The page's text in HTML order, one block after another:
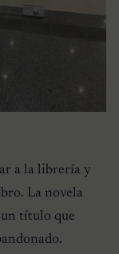
a la librería y
La novela
un título que